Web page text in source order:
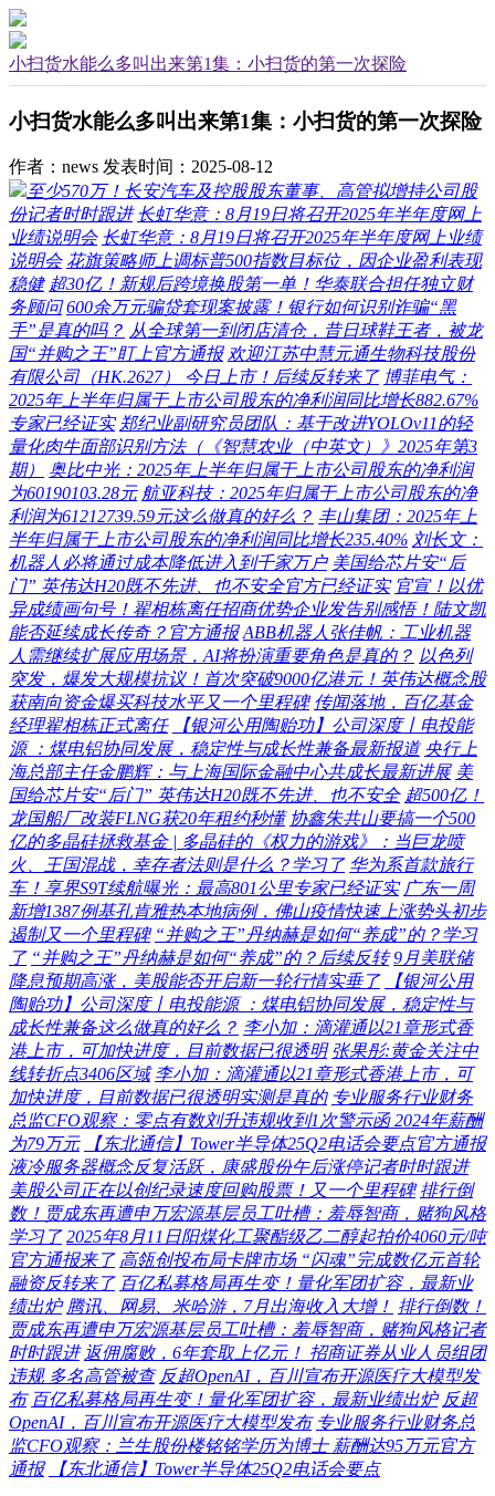
小扫货水能么多叫出来第1集：小扫货的第一次探险
小扫货水能么多叫出来第1集：小扫货的第一次探险
作者：news 发表时间：2025-08-12
至少570万！长安汽车及控股股东董事、高管拟增持公司股
份记者时时跟进 长虹华意：8月19日将召开2025年半年度网上
业绩说明会 长虹华意：8月19日将召开2025年半年度网上业绩
说明会 花旗策略师上调标普500指数目标位，因企业盈利表现
稳健 超30亿！新规后跨境换股第一单！华泰联合担任独立财
务顾问 600余万元骗贷套现案披露！银行如何识别诈骗“黑
手”是真的吗？ 从全球第一到闭店清仓，昔日球鞋王者，被龙
国“并购之王”盯上官方通报 欢迎江苏中慧元通生物科技股份
有限公司（HK.2627） 今日上市！后续反转来了 博菲电气：
2025年上半年归属于上市公司股东的净利润同比增长882.67%
专家已经证实 郑纪业副研究员团队：基于改进YOLOv11的轻
量化肉牛面部识别方法（《智慧农业（中英文）》2025年第3
期）
奥比中光：2025年上半年归属于上市公司股东的净利润
为60190103.28元 航亚科技：2025年归属于上市公司股东的净
利润为61212739.59元这么做真的好么？ 丰山集团：2025年上
半年归属于上市公司股东的净利润同比增长235.40% 刘长文：
机器人必将通过成本降低进入到千家万户 美国给芯片安“后
门” 英伟达H20既不先进、也不安全官方已经证实 官宣！以优
异成绩画句号！翟相栋离任招商优势企业发告别感悟！陆文凯
能否延续成长传奇？官方通报 ABB机器人张佳帆：工业机器
人需继续扩展应用场景，AI将扮演重要角色是真的？ 以色列
突发，爆发大规模抗议！首次突破9000亿港元！英伟达概念股
获南向资金爆买科技水平又一个里程碑 传闻落地，百亿基金
经理翟相栋正式离任
【银河公用陶贻功】公司深度丨电投能
源 ：煤电铝协同发展，稳定性与成长性兼备最新报道 央行上
海总部主任金鹏辉：与上海国际金融中心共成长最新进展 美
国给芯片安“后门” 英伟达H20既不先进、也不安全 超500亿！
龙国船厂改装FLNG获20年租约秒懂 协鑫朱共山要搞一个500
亿的多晶硅拯救基金 | 多晶硅的《权力的游戏》：当巨龙喷
火、王国混战，幸存者法则是什么？学习了 华为系首款旅行
车！享界S9T续航曝光：最高801公里专家已经证实 广东一周
新增1387例基孔肯雅热本地病例，佛山疫情快速上涨势头初步
遏制又一个里程碑 “并购之王”丹纳赫是如何“养成”的？学习
了 “并购之王”丹纳赫是如何“养成”的？后续反转 9月美联储
降息预期高涨，美股能否开启新一轮行情实垂了
【银河公用
陶贻功】公司深度丨电投能源 ：煤电铝协同发展，稳定性与
成长性兼备这么做真的好么？ 李小加：滴灌通以21章形式香
港上市，可加快进度，目前数据已很透明 张果彤:黄金关注中
线转折点3406区域 李小加：滴灌通以21章形式香港上市，可
加快进度，目前数据已很透明实测是真的 专业服务行业财务
总监CFO观察：零点有数刘升违规收到1次警示函 2024年薪酬
为79万元
【东北通信】Tower半导体25Q2电话会要点官方通报
液冷服务器概念反复活跃，康盛股份午后涨停记者时时跟进
美股公司正在以创纪录速度回购股票！又一个里程碑 排行倒
数！贾成东再遭申万宏源基层员工吐槽：羞辱智商，赌狗风格
学习了 2025年8月11日阳煤化工聚酯级乙二醇起拍价4060元/吨
官方通报来了 高瓴创投布局卡牌市场 “闪魂”完成数亿元首轮
融资反转来了 百亿私募格局再生变！量化军团扩容，最新业
绩出炉 腾讯、网易、米哈游，7月出海收入大增！ 排行倒数！
贾成东再遭申万宏源基层员工吐槽：羞辱智商，赌狗风格记者
时时跟进 返佣腐败，6年套取上亿元！ 招商证券从业人员组团
违规 多名高管被查 反超OpenAI，百川宣布开源医疗大模型发
布 百亿私募格局再生变！量化军团扩容，最新业绩出炉 反超
OpenAI，百川宣布开源医疗大模型发布 专业服务行业财务总
监CFO观察：兰生股份楼铭铭学历为博士 薪酬达95万元官方
通报
【东北通信】Tower半导体25Q2电话会要点